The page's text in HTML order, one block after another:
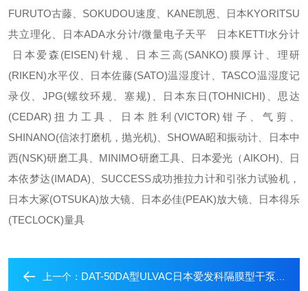
FURUTO古藤、SOKUDOU速度、KANE凯恩、日本KYORITSU
共立理化、日本ADA水分计/微量电子天平 日本KETTI水分计
日本爱森(EISEN)针规、日本三高(SANKO)膜厚计、理研
(RIKEN)水平仪、日本佐藤(SATO)温湿度计、TASCO温湿度记
录仪、JPG(螺纹环规、塞规)、日本东日(TOHNICHI)、思达
(CEDAR)扭力工具、日本胜利(VICTOR)钳子、气剪、
SHINANO(信浓打磨机，抛光机)、SHOWA昭和振动计、日本中
西(NSK)研磨工具、MINIMO研磨工具、日本爱光（AIKOH)、日
本依梦达(IMADA)、SUCCESS成功推拉力计和引张力试验机，
日本大冢(OTSUKA)放大镜、日本必佳(PEAK)放大镜、日本得乐
(TECLOCK)量具
上一个： DAT-50DA型ULVAC日本爱发科隔膜型干泵中村库存